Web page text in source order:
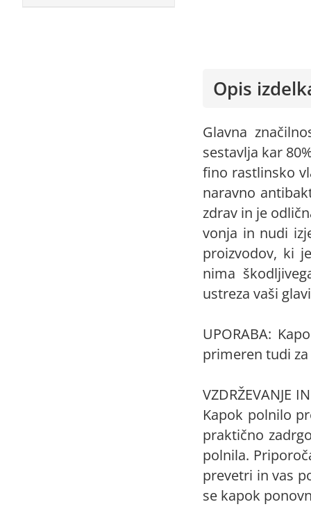
Opis
Glavna
sestavlja kar
fino rastlinsko
naravno
zdrav in je
vonja in nudi
proizvodov, ki
nima
ustreza vaši
UPORABA:
primeren tudi
VZDRŽEVANJE
Kapok polnilo
praktično
polnila.
prevetri in vas
se kapok